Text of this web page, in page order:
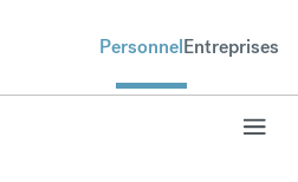
PersonnelEntreprises